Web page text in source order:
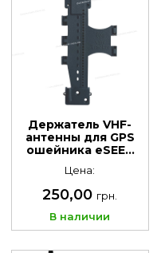
Держатель VHF-
антенны для GPS
ошейника eSEEK
Цена:
250,00 грн.
В наличии